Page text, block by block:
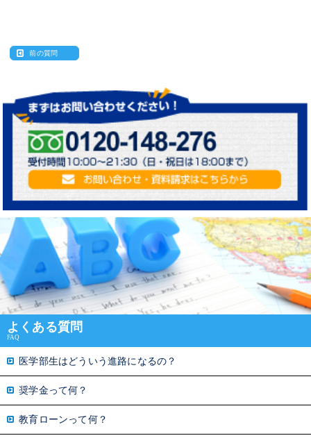
前の質問
よくある質問
FAQ
医学部生はどういう進路になるの？
奨学金って何？
教育ローンって何？